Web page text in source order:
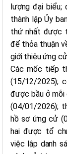
lượng đại biểu;
thành lập Ủy
thứ nhất được
để thỏa thuận
giới thiệu ứng
Các mốc tiếp
(15/12/2025);
được bầu ở mỗi
(04/01/2026);
hồ sơ ứng cử
hai được tổ
việc lập danh